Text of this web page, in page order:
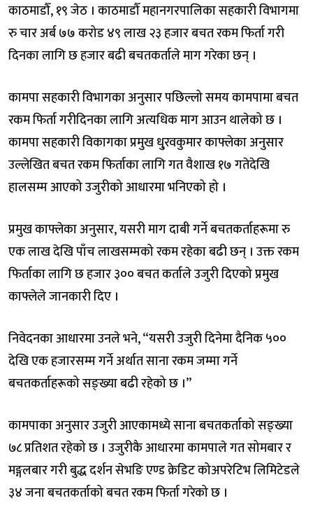
काठमाडौँ, १९ जेठ । काठमाडौँ महानगरपालिका सहकारी विभागमा
रु चार अर्ब ७७ करोड ४९ लाख २३ हजार बचत रकम फिर्ता गरी
दिनका लागि छ हजार बढी बचतकर्ताले माग गरेका छन् ।
कामपा सहकारी विभागका अनुसार पछिल्लो समय कामपामा बचत
रकम फिर्ता गरीदिनका लागि अत्यधिक माग आउन थालेको छ ।
कामपा सहकारी विकागका प्रमुख धु्रवकुमार काफ्लेका अनुसार
उल्लेखित बचत रकम फिर्ताका लागि गत वैशाख १७ गतेदेखि
हालसम्म आएको उजुरीको आधारमा भनिएको हो ।
प्रमुख काफ्लेका अनुसार, यसरी माग दाबी गर्ने बचतकर्ताहरूमा रु
एक लाख देखि पाँच लाखसम्मको रकम रहेका बढी छन् । उक्त रकम
फिर्ताका लागि छ हजार ३०० बचत कर्ताले उजुरी दिएको प्रमुख
काफ्लेले जानकारी दिए ।
निवेदनका आधारमा उनले भने, “यसरी उजुरी दिनेमा दैनिक ५००
देखि एक हजारसम्म गर्ने अर्थात साना रकम जम्मा गर्ने
बचतकर्ताहरूको सङ्ख्या बढी रहेको छ ।”
कामपाका अनुसार उजुरी आएकामध्ये साना बचतकर्ताको सङ्ख्या
७८ प्रतिशत रहेको छ । उजुरीकै आधारमा कामपाले गत सोमबार र
मङ्गलबार गरी बुद्ध दर्शन सेभङि एण्ड क्रेडिट कोअपरेटिभ लिमिटेडले
३४ जना बचतकर्ताको बचत रकम फिर्ता गरेको छ ।